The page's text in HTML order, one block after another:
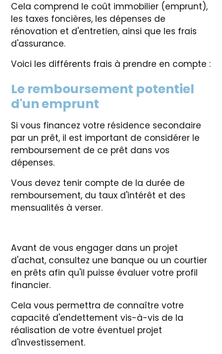
Cela comprend le coût immobilier (emprunt),
les taxes foncières, les dépenses de
rénovation et d'entretien, ainsi que les frais
d'assurance.
Voici les différents frais à prendre en compte :
Le remboursement potentiel
d'un emprunt
Si vous financez votre résidence secondaire
par un prêt, il est important de considérer le
remboursement de ce prêt dans vos
dépenses.
Vous devez tenir compte de la durée de
remboursement, du taux d'intérêt et des
mensualités à verser.
Avant de vous engager dans un projet
d'achat, consultez une banque ou un courtier
en prêts afin qu'il puisse évaluer votre profil
financier.
Cela vous permettra de connaître votre
capacité d'endettement vis-à-vis de la
réalisation de votre éventuel projet
d'investissement.